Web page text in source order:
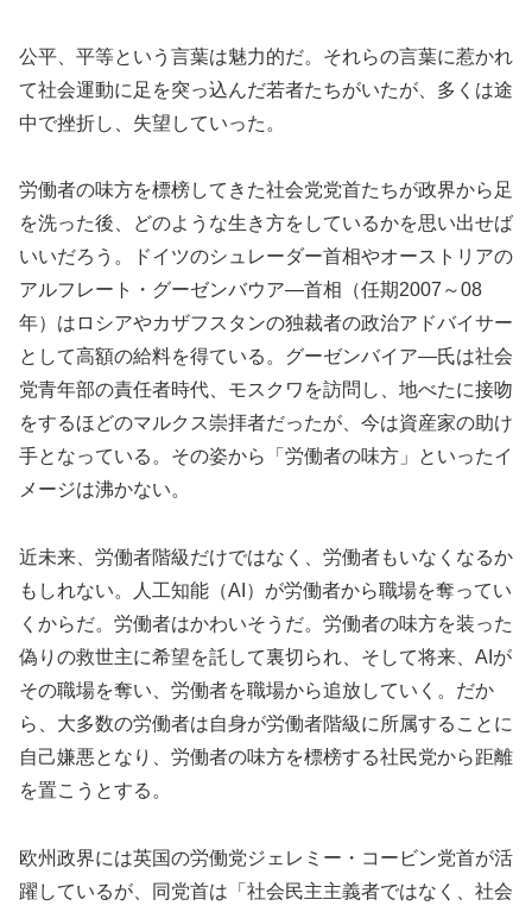
公平、平等という言葉は魅力的だ。それらの言葉に惹かれ
て社会運動に足を突っ込んだ若者たちがいたが、多くは途
中で挫折し、失望していった。
労働者の味方を標榜してきた社会党党首たちが政界から足
を洗った後、どのような生き方をしているかを思い出せば
いいだろう。ドイツのシュレーダー首相やオーストリアの
アルフレート・グーゼンバウア―首相（任期2007～08
年）はロシアやカザフスタンの独裁者の政治アドバイサー
として高額の給料を得ている。グーゼンバイア―氏は社会
党青年部の責任者時代、モスクワを訪問し、地べたに接吻
をするほどのマルクス崇拝者だったが、今は資産家の助け
手となっている。その姿から「労働者の味方」といったイ
メージは沸かない。
近未来、労働者階級だけではなく、労働者もいなくなるか
もしれない。人工知能（AI）が労働者から職場を奪ってい
くからだ。労働者はかわいそうだ。労働者の味方を装った
偽りの救世主に希望を託して裏切られ、そして将来、AIが
その職場を奪い、労働者を職場から追放していく。だか
ら、大多数の労働者は自身が労働者階級に所属することに
自己嫌悪となり、労働者の味方を標榜する社民党から距離
を置こうとする。
欧州政界には英国の労働党ジェレミー・コービン党首が活
躍しているが、同党首は「社会民主主義者ではなく、社会